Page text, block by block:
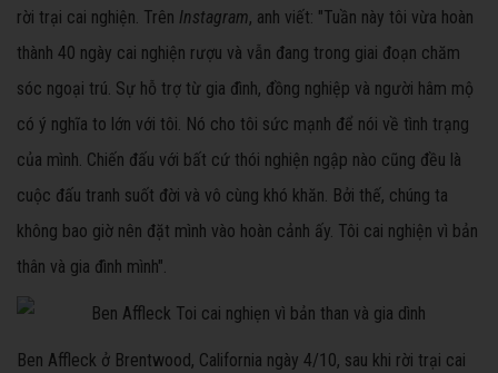
rời trại cai nghiện. Trên Instagram, anh viết: "Tuần này tôi vừa hoàn
thành 40 ngày cai nghiện rượu và vẫn đang trong giai đoạn chăm
sóc ngoại trú. Sự hỗ trợ từ gia đình, đồng nghiệp và người hâm mộ
có ý nghĩa to lớn với tôi. Nó cho tôi sức mạnh để nói về tình trạng
của mình. Chiến đấu với bất cứ thói nghiện ngập nào cũng đều là
cuộc đấu tranh suốt đời và vô cùng khó khăn. Bởi thế, chúng ta
không bao giờ nên đặt mình vào hoàn cảnh ấy. Tôi cai nghiện vì bản
thân và gia đình mình".
Ben Affleck ở Brentwood, California ngày 4/10, sau khi rời trại cai